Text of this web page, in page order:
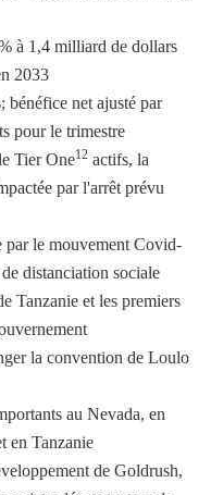
à 1,4 milliard de dollars
2033
bénéfice net ajusté par
pour le trimestre
Tier One12 actifs, la
par l'arrêt prévu
par le mouvement Covid-
distanciation sociale
Tanzanie et les premiers
la convention de Loulo
au Nevada, en
en Tanzanie
de Goldrush,